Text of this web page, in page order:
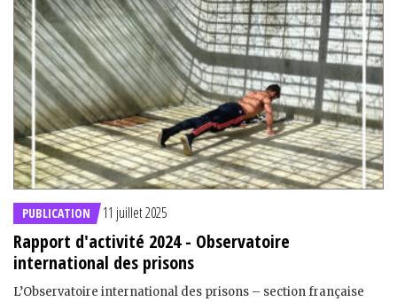
PUBLICATION 11 juillet 2025
Rapport d'activité 2024 - Observatoire
international des prisons
L’Observatoire international des prisons – section française